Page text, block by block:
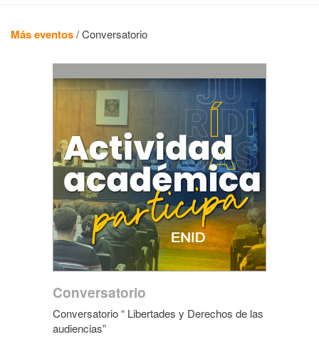
Más eventos/Conversatorio
Conversatorio
Conversatorio “ Libertades y Derechos de las
audiencias”